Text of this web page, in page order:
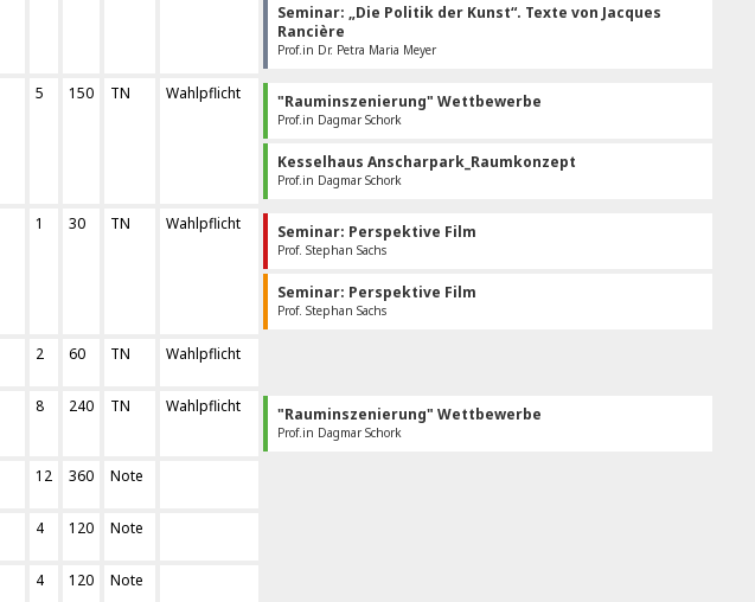
Seminar: „Die Politik der Kunst“. Texte von Jacques
Rancière
Prof.in Dr. Petra Maria Meyer
5 150 TN Wahlpflicht "Rauminszenierung" Wettbewerbe
Prof.in Dagmar Schork
Kesselhaus Anscharpark_Raumkonzept
Prof.in Dagmar Schork
1 30 TN Wahlpflicht Seminar: Perspektive Film
Prof. Stephan Sachs
Seminar: Perspektive Film
Prof. Stephan Sachs
2 60 TN Wahlpflicht
8 240 TN Wahlpflicht "Rauminszenierung" Wettbewerbe
Prof.in Dagmar Schork
12 360 Note
4 120 Note
4 120 Note